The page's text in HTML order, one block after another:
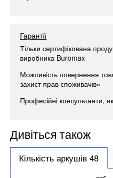
Гарантії
Тільки сертифікована
виробника Buromax
Можливість повернення
захист прав споживачів»
Професійні консультанти,
Дивіться також
Кількість аркушів 48